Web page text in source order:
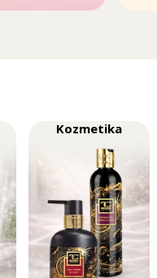
Kozmetika